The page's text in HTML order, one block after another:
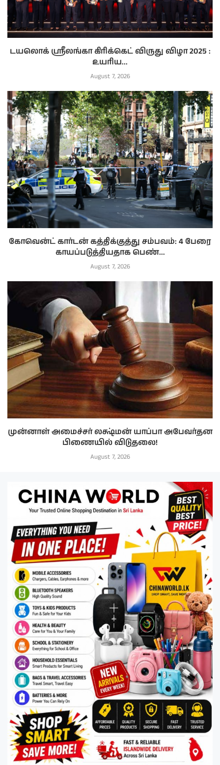
டயலொக் ஸ்ரீலங்கா கிரிக்கெட் விருது விழா 2025 :
உயரிய...
August 7, 2026
கோவென்ட் கார்டன் கத்திக்குத்து சம்பவம்: 4 பேரை
காயப்படுத்தியதாக பெண்...
August 7, 2026
முன்னாள் அமைச்சர் லக்ஷ்மன் யாப்பா அபேவர்தன
பிணையில் விடுதலை!
August 7, 2026